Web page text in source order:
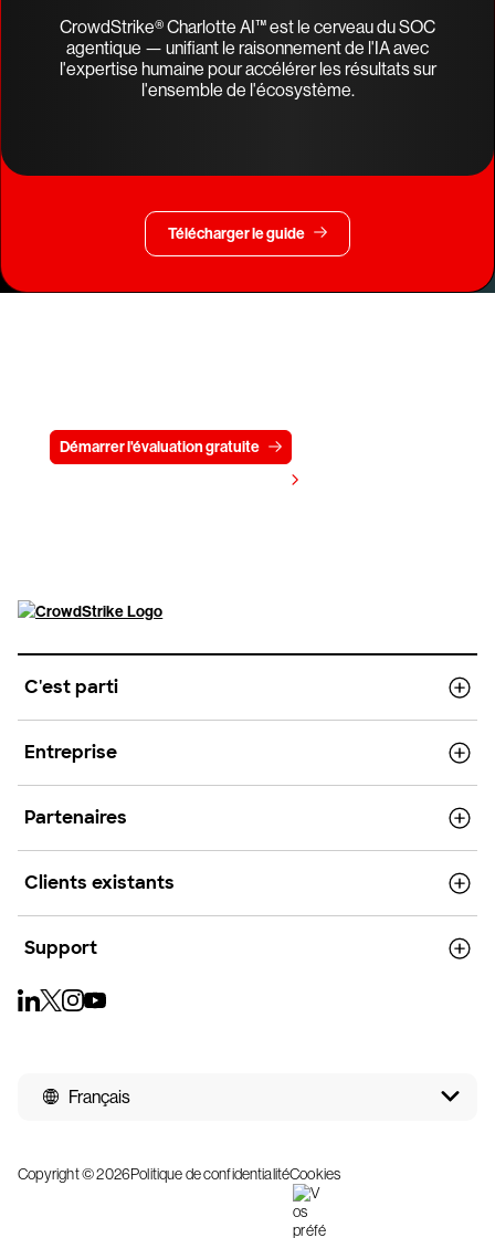
CrowdStrike® Charlotte AI™ est le cerveau du SOC
agentique — unifiant le raisonnement de l'IA avec
l'expertise humaine pour accélérer les résultats sur
l'ensemble de l'écosystème.
Télécharger le guide
Démarrer l'évaluation gratuite
C'est parti
Entreprise
Partenaires
Clients existants
Support
Français
Copyright © 2026Politique de confidentialitéCookies